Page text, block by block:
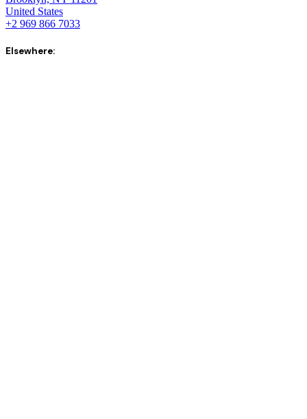
United States
+2 969 866 7033
Elsewhere: